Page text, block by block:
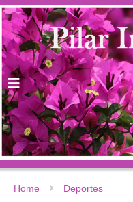
Home Deportes